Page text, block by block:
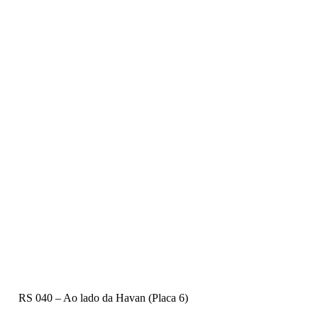
RS 040 – Ao lado da Havan (Placa 6)